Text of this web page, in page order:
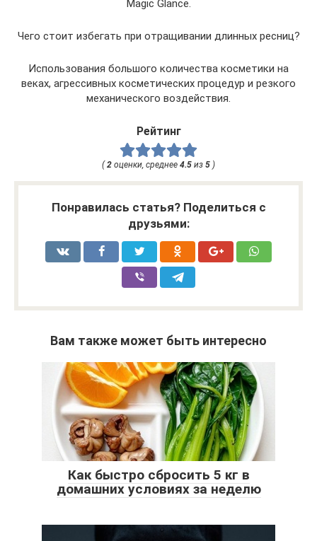
Magic Glance.
Чего стоит избегать при отращивании длинных ресниц?
Использования большого количества косметики на
веках, агрессивных косметических процедур и резкого
механического воздействия.
Рейтинг
( 2 оценки, среднее 4.5 из 5 )
Понравилась статья? Поделиться с
друзьями:
Вам также может быть интересно
Как быстро сбросить 5 кг в
домашних условиях за неделю